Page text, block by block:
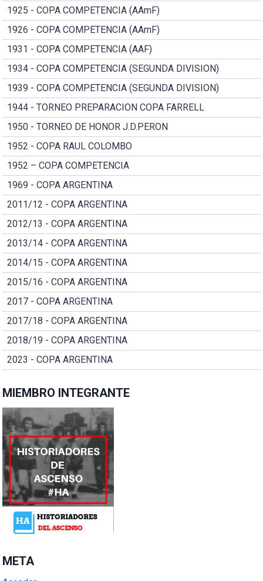
1925 - COPA COMPETENCIA (AAmF)
1926 - COPA COMPETENCIA (AAmF)
1931 - COPA COMPETENCIA (AAF)
1934 - COPA COMPETENCIA (SEGUNDA DIVISION)
1939 - COPA COMPETENCIA (SEGUNDA DIVISION)
1944 - TORNEO PREPARACION COPA FARRELL
1950 - TORNEO DE HONOR J.D.PERON
1952 - COPA RAUL COLOMBO
1952 – COPA COMPETENCIA
1969 - COPA ARGENTINA
2011/12 - COPA ARGENTINA
2012/13 - COPA ARGENTINA
2013/14 - COPA ARGENTINA
2014/15 - COPA ARGENTINA
2015/16 - COPA ARGENTINA
2017 - COPA ARGENTINA
2017/18 - COPA ARGENTINA
2018/19 - COPA ARGENTINA
2023 - COPA ARGENTINA
MIEMBRO INTEGRANTE
META